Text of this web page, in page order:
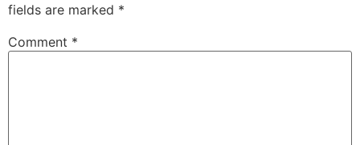
fields are marked *
Comment *